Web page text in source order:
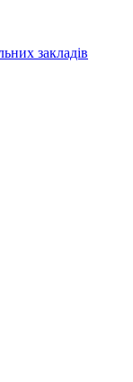
закладів